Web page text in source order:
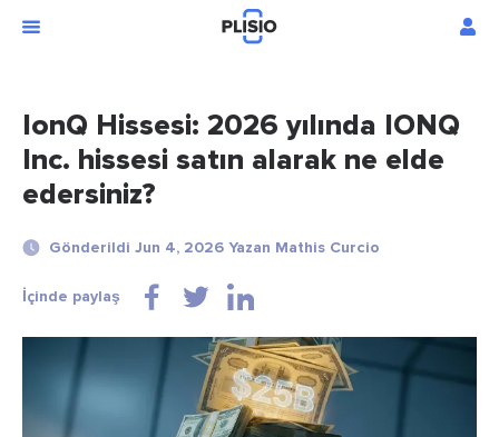
IonQ Hissesi: 2026 yılında IONQ
Inc. hissesi satın alarak ne elde
edersiniz?
Gönderildi Jun 4, 2026 Yazan Mathis Curcio
İçinde paylaş